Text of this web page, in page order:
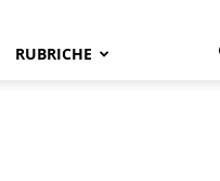
RUBRICHE